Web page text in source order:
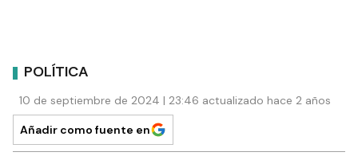
POLÍTICA
10 de septiembre de 2024 | 23:46 actualizado hace 2 años
Añadir como fuente en